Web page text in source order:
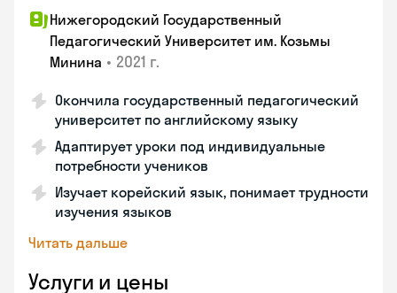
Нижегородский Государственный
Педагогический Университет им. Козьмы
Минина • 2021 г.
Окончила государственный педагогический
университет по английскому языку
Адаптирует уроки под индивидуальные
потребности учеников
Изучает корейский язык, понимает трудности
изучения языков
Читать дальше
Услуги и цены